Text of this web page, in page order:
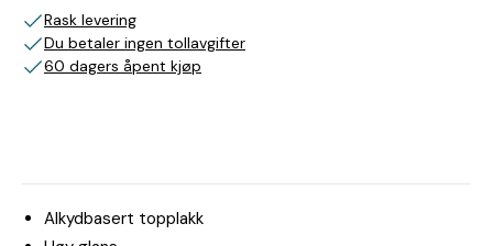
Rask levering
Du betaler ingen tollavgifter
60 dagers åpent kjøp
Alkydbasert topplakk